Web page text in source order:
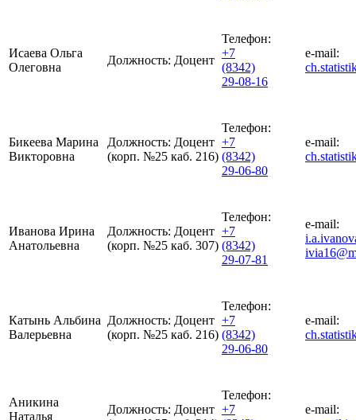
Исаева Ольга
Олеговна
Должность: Доцент
Телефон:
+7
(8342)
29-08-16
e-mail:
Бикеева Марина
Викторовна
Должность: Доцент
(корп. №25 каб. 216)
Телефон:
+7
(8342)
29-06-80
e-mail:
Иванова Ирина
Анатольевна
Должность: Доцент
(корп. №25 каб. 307)
Телефон:
+7
(8342)
29-07-81
e-mail:
Катынь Альбина
Валерьевна
Должность: Доцент
(корп. №25 каб. 216)
Телефон:
+7
(8342)
29-06-80
e-mail:
Аникина
Наталья
Должность: Доцент
Телефон:
+7
e-mail: